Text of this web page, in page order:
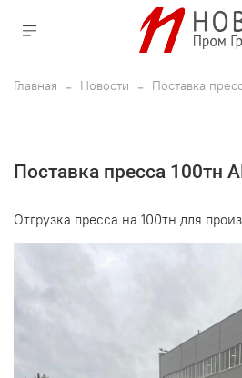
Главная Новости Поставка
Поставка пресса 100тн
Отгрузка пресса на 100тн для